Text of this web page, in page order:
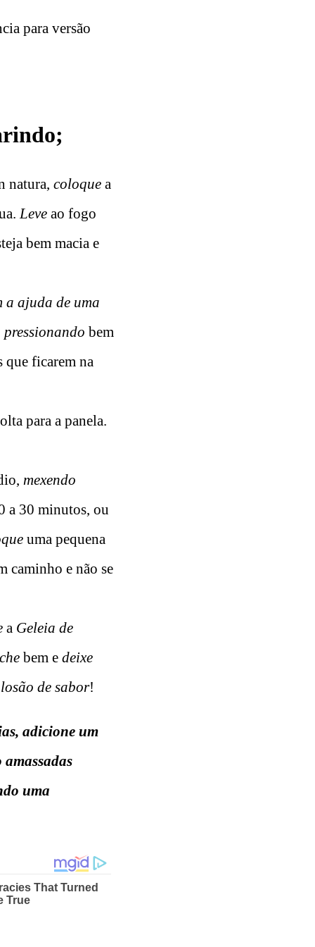
para versão
natura, coloque a
Leve ao fogo
bem macia e
a ajuda de uma
pressionando bem
ficarem na
para a panela.
mexendo
a 30 minutos, ou
uma pequena
caminho e não se
a Geleia de
bem e deixe
de sabor!
adicione um
uma